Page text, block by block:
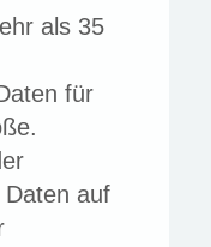
als 35
für
auf